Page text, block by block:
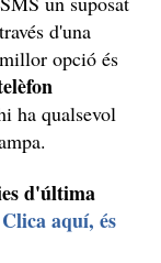
d'una
opció és
ha qualsevol
d'última
Clica aquí, és